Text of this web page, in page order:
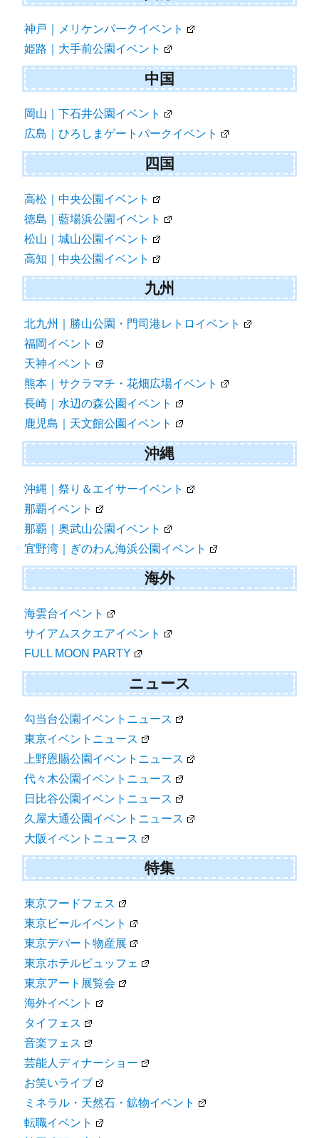
大阪｜長居公園イベント
堺｜大仙公園・浜寺公園イベント
兵庫
神戸｜メリケンパークイベント
姫路｜大手前公園イベント
中国
岡山｜下石井公園イベント
広島｜ひろしまゲートパークイベント
四国
高松｜中央公園イベント
徳島｜藍場浜公園イベント
松山｜城山公園イベント
高知｜中央公園イベント
北九州｜勝山公園・門司港レトロイベント
福岡イベント
天神イベント
熊本｜サクラマチ・花畑広場イベント
長崎｜水辺の森公園イベント
鹿児島｜天文館公園イベント
沖縄｜祭り＆エイサーイベント
那覇イベント
那覇｜奥武山公園イベント
宜野湾｜ぎのわん海浜公園イベント
海外
海雲台イベント
サイアムスクエアイベント
FULL MOON PARTY
ニュース
勾当台公園イベントニュース
東京イベントニュース
上野恩賜公園イベントニュース
代々木公園イベントニュース
日比谷公園イベントニュース
久屋大通公園イベントニュース
大阪イベントニュース
東京フードフェス
東京ビールイベント
東京デパート物産展
東京ホテルビュッフェ
東京アート展覧会
海外イベント
タイフェス
音楽フェス
芸能人ディナーショー